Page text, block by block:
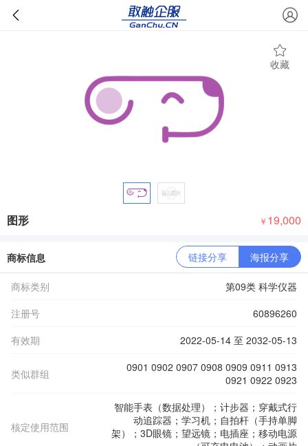
收藏
图形 ￥ 19,000
商标信息 链接分享 海报分享
商标类别
第09类 科学仪器
注册号
60896260
有效期
2022-05-14 至 2032-05-13
类似群组
0901 0902 0907 0908 0909 0911 0913
0921 0922 0923
核定使用范围
智能手表（数据处理）；计步器；穿戴式行
动追踪器；学习机；自拍杆（手持单脚
架）；3D眼镜；望远镜；电插座；移动电源